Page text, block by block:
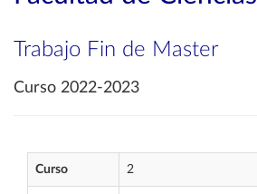
Trabajo Fin de Master
Curso 2022-2023
Curso 2